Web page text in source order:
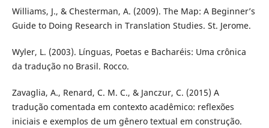
Williams, J., & Chesterman, A. (2009). The Map: A Beginner’s
Guide to Doing Research in Translation Studies. St. Jerome.
Wyler, L. (2003). Línguas, Poetas e Bacharéis: Uma crônica
da tradução no Brasil. Rocco.
Zavaglia, A., Renard, C. M. C., & Janczur, C. (2015) A
tradução comentada em contexto acadêmico: reflexões
iniciais e exemplos de um gênero textual em construção.